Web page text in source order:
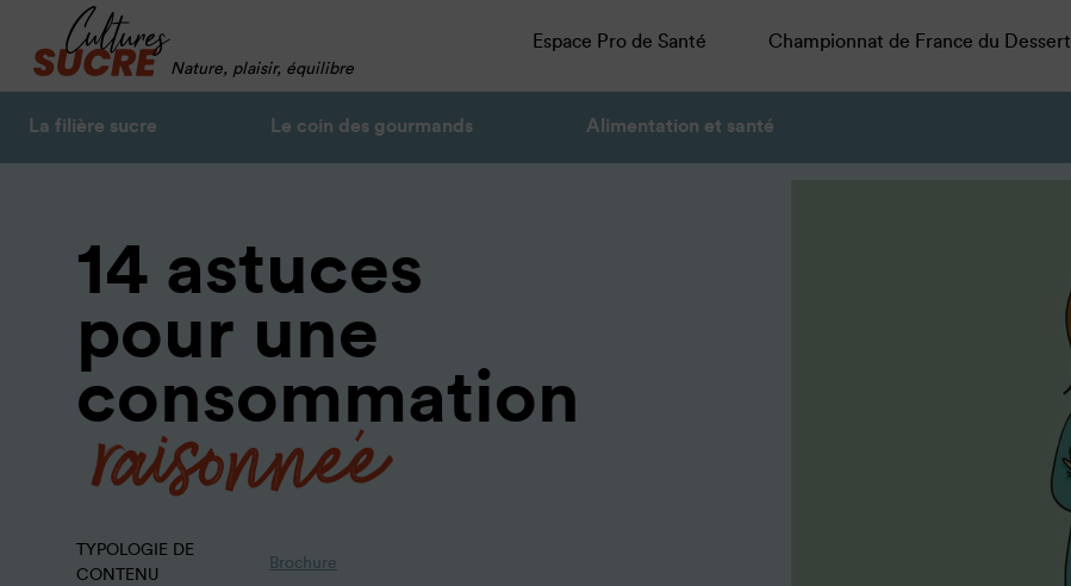
Nature, plaisir, équilibre
Espace Pro de Santé Championnat de France du Dessert
La filière sucre Le coin des gourmands Alimentation et santé
14 astuces
pour une
consommation
raisonnée
TYPOLOGIE DE
CONTENU
Brochure